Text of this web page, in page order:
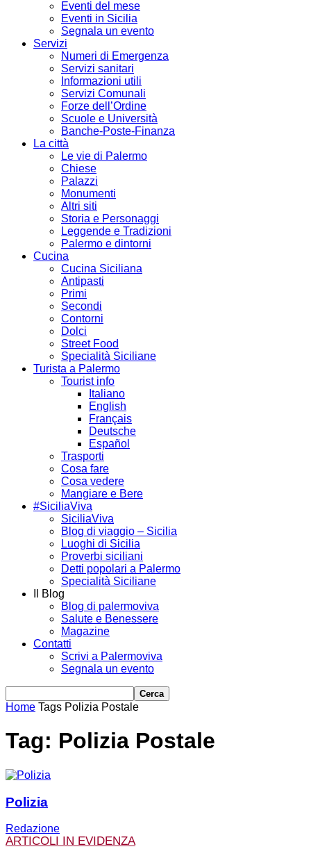
Eventi del mese
Eventi in Sicilia
Segnala un evento
Servizi
Numeri di Emergenza
Servizi sanitari
Informazioni utili
Servizi Comunali
Forze dell’Ordine
Scuole e Università
Banche-Poste-Finanza
La città
Le vie di Palermo
Chiese
Palazzi
Monumenti
Altri siti
Storia e Personaggi
Leggende e Tradizioni
Palermo e dintorni
Cucina
Cucina Siciliana
Antipasti
Primi
Secondi
Contorni
Dolci
Street Food
Specialità Siciliane
Turista a Palermo
Tourist info
Italiano
English
Français
Deutsche
Español
Trasporti
Cosa fare
Cosa vedere
Mangiare e Bere
#SiciliaViva
SiciliaViva
Blog di viaggio – Sicilia
Luoghi di Sicilia
Proverbi siciliani
Detti popolari a Palermo
Specialità Siciliane
Il Blog
Blog di palermoviva
Salute e Benessere
Magazine
Contatti
Scrivi a Palermoviva
Segnala un evento
Home Tags Polizia Postale
Tag: Polizia Postale
Polizia
Redazione
ARTICOLI IN EVIDENZA